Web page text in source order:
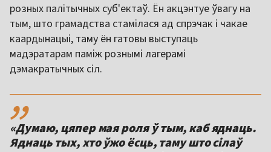
розных палітычных суб'ектаў. Ён акцэнтуе ўвагу на
тым, што грамадства стамілася ад спрэчак і чакае
каардынацыі, таму ён гатовы выступаць
мадэратарам паміж рознымі лагерамі
дэмакратычных сіл.
,,
«Думаю, цяпер мая роля ў тым, каб яднаць.
Яднаць тых, хто ўжо ёсць, таму што сілаў